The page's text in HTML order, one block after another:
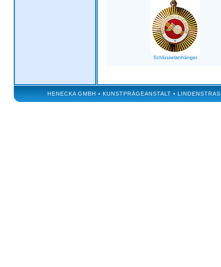
Schlüsselanhänger
HENECKA GMBH • KUNSTPRÄGEANSTALT •